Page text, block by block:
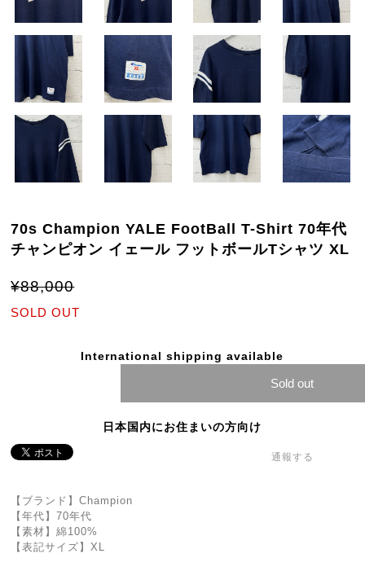
70s Champion YALE FootBall T-Shirt 70年代
チャンピオン イェール フットボールTシャツ XL
¥88,000
SOLD OUT
International shipping available
Sold out
日本国内にお住まいの方向け
通報する
【ブランド】Champion
【年代】70年代
【素材】綿100%
【表記サイズ】XL